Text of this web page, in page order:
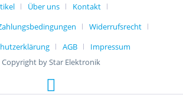
Über uns
Kontakt
Widerrufsrecht
AGB
Impressum
Copyright by Star Elektronik